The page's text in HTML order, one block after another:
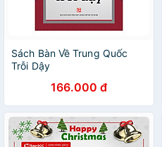
Sách Bàn Về Trung Quốc
Trỗi Dậy
166.000 đ